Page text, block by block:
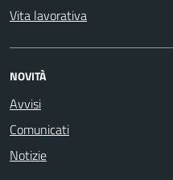
Vita lavorativa
NOVITÀ
Avvisi
Comunicati
Notizie